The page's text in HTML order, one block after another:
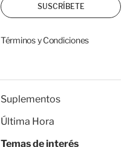
SUSCRÍBETE
Términos y Condiciones
Suplementos
Última Hora
Temas de interés